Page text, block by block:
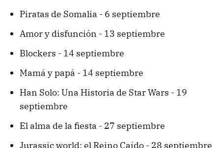
Piratas de Somalia - 6 septiembre
Amor y disfunción - 13 septiembre
Blockers - 14 septiembre
Mamá y papá - 14 septiembre
Han Solo: Una Historia de Star Wars - 19
septiembre
El alma de la fiesta - 27 septiembre
Jurassic world: el Reino Caído - 28 septiembre